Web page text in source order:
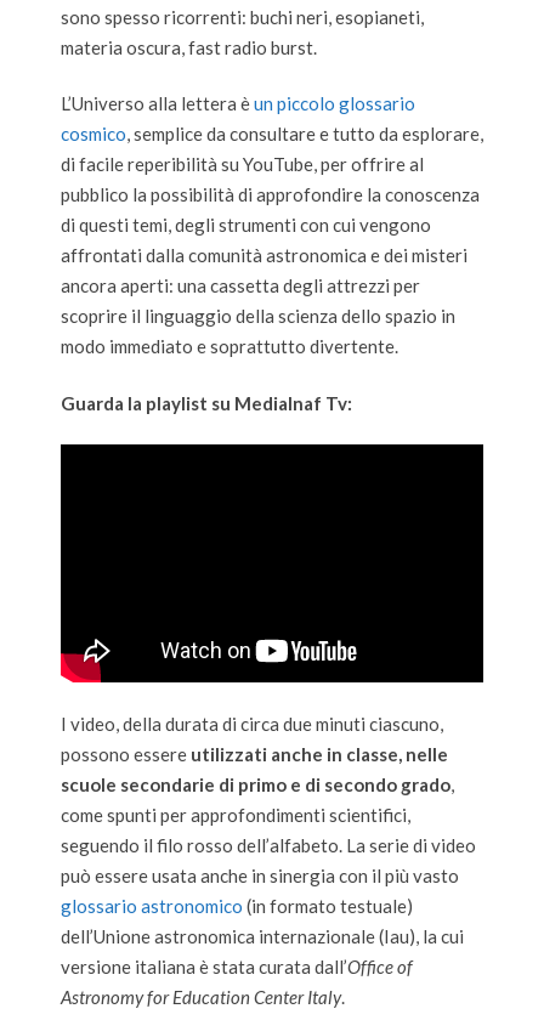
sono spesso ricorrenti: buchi neri, esopianeti,
materia oscura, fast radio burst.
L’Universo alla lettera èun piccolo glossario
cosmico, semplice da consultare e tutto da esplorare,
di facile reperibilità su YouTube, per offrire al
pubblico la possibilità di approfondire la conoscenza
di questi temi, degli strumenti con cui vengono
affrontati dalla comunità astronomica e dei misteri
ancora aperti: una cassetta degli attrezzi per
scoprire il linguaggio della scienza dello spazio in
modo immediato e soprattutto divertente.
Guarda la playlist su MediaInaf Tv:
I video, della durata di circa due minuti ciascuno,
possono essere utilizzati anche in classe, nelle
scuole secondarie di primo e di secondo grado
come spunti per approfondimenti scientifici,
seguendo il filo rosso dell’alfabeto. La serie di video
può essere usata anche in sinergia con il più vasto
glossario astronomico (in formato testuale)
dell’Unione astronomica internazionale (Iau), la cui
versione italiana è stata curata dall’Office of
Astronomy for Education Center Italy.